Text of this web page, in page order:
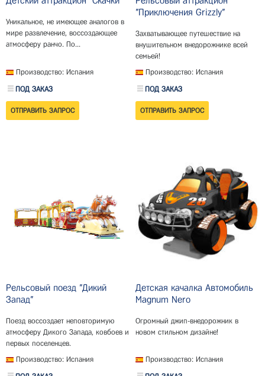
Уникальное, не имеющее аналогов в
мире развлечение, воссоздающее
атмосферу ранчо. По...
Производство: Испания
ПОД ЗАКАЗ
"Приключения Grizzly"
Захватывающее путешествие на
внушительном внедорожнике всей
семьей!
Производство: Испания
ПОД ЗАКАЗ
Рельсовый поезд "Дикий
Запад"
Поезд воссоздает неповторимую
атмосферу Дикого Запада, ковбоев и
первых поселенцев.
Производство: Испания
Детская качалка Автомобиль
Magnum Nero
Огромный джип-внедорожник в
новом стильном дизайне!
Производство: Испания